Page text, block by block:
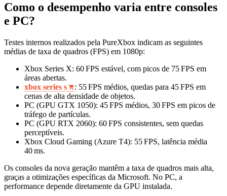
Como o desempenho varia entre consoles
e PC?
Testes internos realizados pela PureXbox indicam as seguintes
médias de taxa de quadros (FPS) em 1080p:
Xbox Series X: 60 FPS estável, com picos de 75 FPS em
áreas abertas.
xbox series s
: 55 FPS médios, quedas para 45 FPS em
cenas de alta densidade de objetos.
PC (GPU GTX 1050): 45 FPS médios, 30 FPS em picos de
tráfego de partículas.
PC (GPU RTX 2060): 60 FPS consistentes, sem quedas
perceptíveis.
Xbox Cloud Gaming (Azure T4): 55 FPS, latência média
40 ms.
Os consoles da nova geração mantêm a taxa de quadros mais alta,
graças a otimizações específicas da Microsoft. No PC, a
performance depende diretamente da GPU instalada.